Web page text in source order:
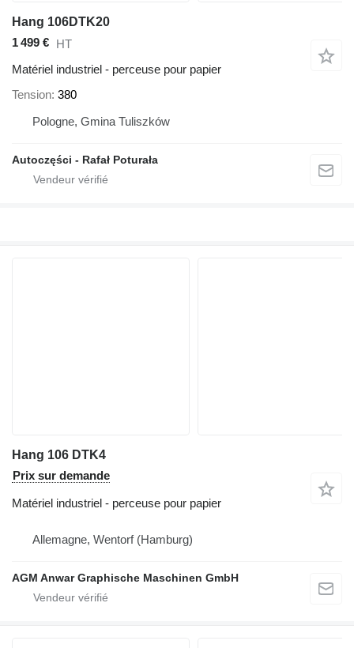
Hang 106DTK20
1 499 € HT
Matériel industriel - perceuse pour papier
Tension 380
Pologne, Gmina Tuliszków
Autoczęści - Rafał Poturała
Hang 106 DTK4
Prix sur demande
Matériel industriel - perceuse pour papier
Allemagne, Wentorf (Hamburg)
AGM Anwar Graphische Maschinen GmbH